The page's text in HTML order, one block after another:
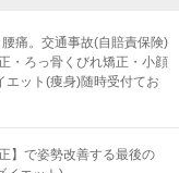
痛。交通事故(自賠責保険)
・ろっ骨くびれ矯正・小顔
エット(痩身)随時受付てお
】で姿勢改善する最後の